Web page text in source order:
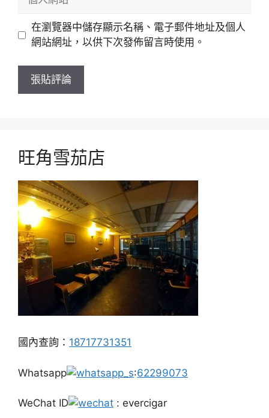
站
在瀏覽器中儲存顯示名稱、電子郵件地址及個人
網站網址，以供下次發佈留言時使用。
旺角雪茄店
國內查詢： 18717731351
Whatsapp :62299073
WeChat ID : evercigar